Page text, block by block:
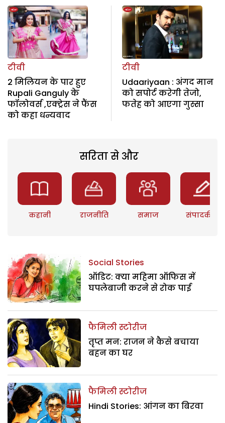
टीवी
2 मिलियन के पार हुए
Rupali Ganguly के
फॉलोवर्स ,एक्ट्रेस ने फैंस
को कहा धन्यवाद
टीवी
Udaariyaan : अंगद मान
को सपोर्ट करेगी तेजो,
फतेह को आएगा गुस्सा
सरिता से और
कहानी राजनीति समाज संपादकीय
Social Stories
ऑडिट: क्या महिमा ऑफिस में
घपलेबाजी करने से रोक पाई
फैमिली स्टोरीज
तृप्त मन: राजन ने कैसे बचाया
बहन का घर
फैमिली स्टोरीज
Hindi Stories: आंगन का बिरवा